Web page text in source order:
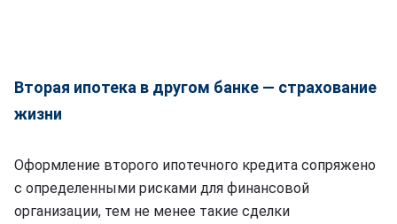
Вторая ипотека в другом банке — страхование
жизни
Оформление второго ипотечного кредита сопряжено
с определенными рисками для финансовой
организации, тем не менее такие сделки